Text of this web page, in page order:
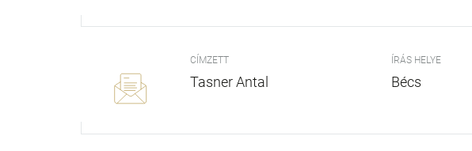
CÍMZETT
Tasner Antal
ÍRÁS HELYE
Bécs